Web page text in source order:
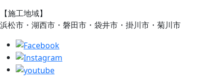
【施工地域】
浜松市・湖西市・磐田市・袋井市・掛川市・菊川市